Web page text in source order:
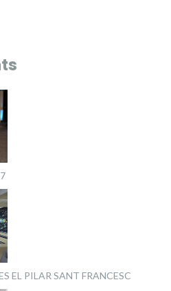
EL PILAR SANT FRANCESC